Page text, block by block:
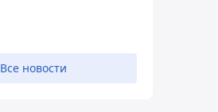
Все новости